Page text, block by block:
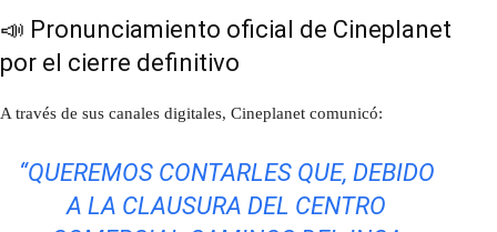
📣 Pronunciamiento oficial de Cineplanet
por el cierre definitivo
A través de sus canales digitales, Cineplanet comunicó:
“QUEREMOS CONTARLES QUE, DEBIDO
A LA CLAUSURA DEL CENTRO